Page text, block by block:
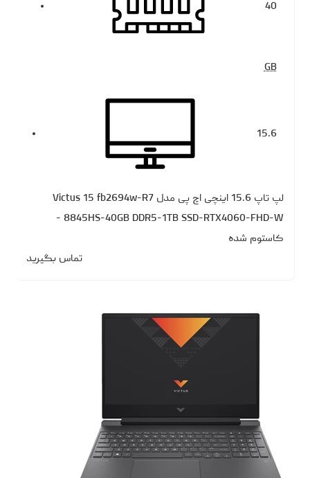
40
GB
15.6
لپ تاپ 15.6 اینچی اچ‌ پی مدل Victus 15 fb2694w-R7
8845HS-40GB DDR5-1TB SSD-RTX4060-FHD-W -
کاستوم شده
تماس بگیرید